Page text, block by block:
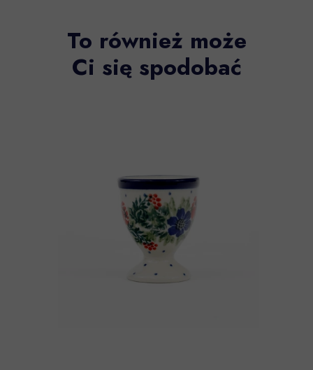
To również może
Ci się spodobać